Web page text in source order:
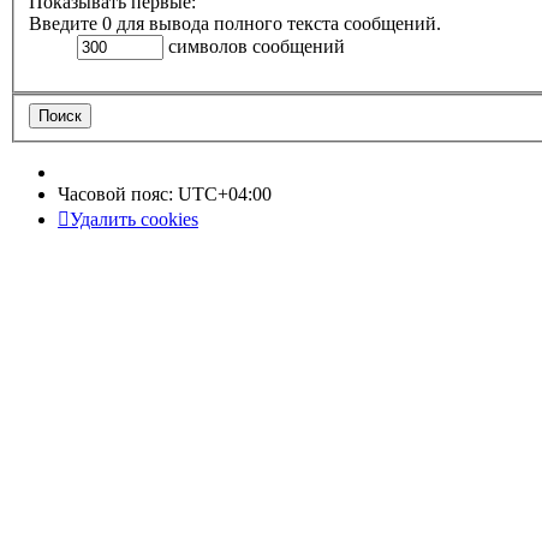
Введите 0 для вывода полного текста сообщений.
символов сообщений
Часовой пояс: UTC+04:00
Удалить cookies